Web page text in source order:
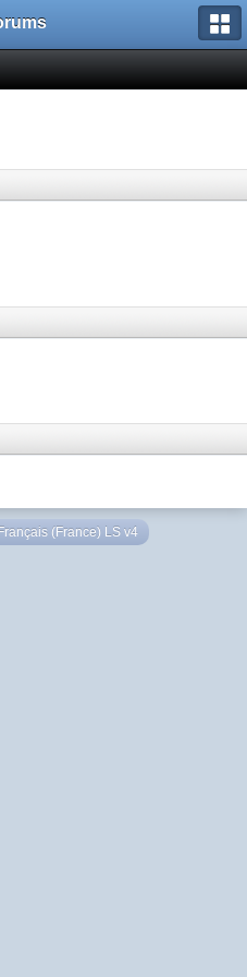
Français (France) LS v4